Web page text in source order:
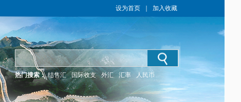
设为首页 加入收藏
热门搜索： 结售汇 国际收支 外汇 汇率 人民币